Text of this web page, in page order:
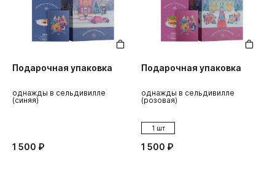
Подарочная упаковка
однажды в сельдивилле
(синяя)
1 500 ₽
Подарочная упаковка
однажды в сельдивилле
(розовая)
1 шт
1 500 ₽